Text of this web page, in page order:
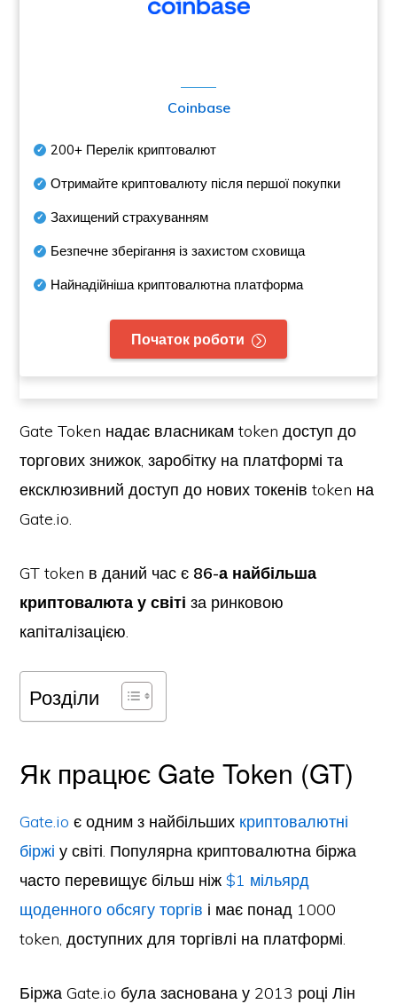
Coinbase
200+ Перелік криптовалют
Отримайте криптовалюту після першої покупки
Захищений страхуванням
Безпечне зберігання із захистом сховища
Найнадійніша криптовалютна платформа
Початок роботи
Gate Token надає власникам token доступ до
торгових знижок, заробітку на платформі та
ексклюзивний доступ до нових токенів token на
Gate.io.
GT token в даний час є 86-а найбільша
криптовалюта у світі за ринковою
капіталізацією.
Розділи
Як працює Gate Token (GT)
Gate.io є одним з найбільших криптовалютні
біржі у світі. Популярна криптовалютна біржа
часто перевищує більш ніж$1 мільярд
щоденного обсягу торгів і має понад 1000
token, доступних для торгівлі на платформі.
Біржа Gate.io була заснована у 2013 році Лін